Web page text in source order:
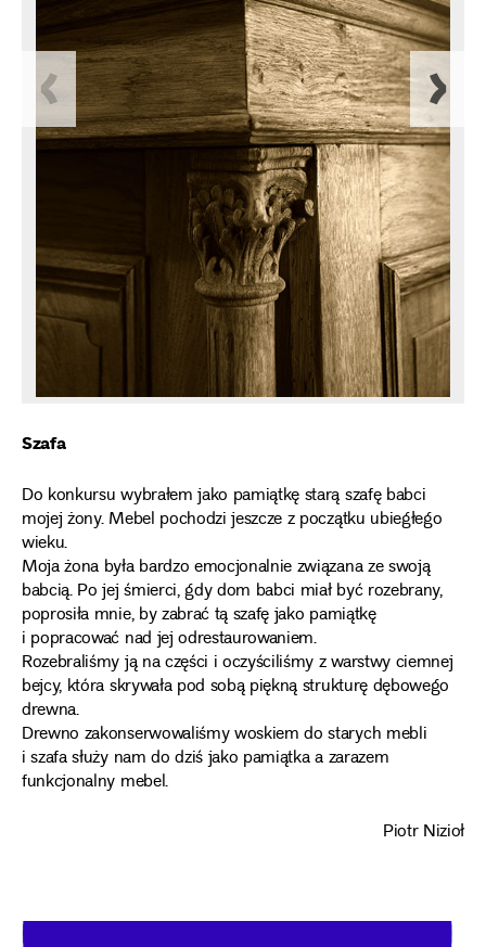
Szafa
Do konkursu wybrałem jako pamiątkę starą szafę babci
mojej żony. Mebel pochodzi jeszcze z początku ubiegłego
wieku.
Moja żona była bardzo emocjonalnie związana ze swoją
babcią. Po jej śmierci, gdy dom babci miał być rozebrany,
poprosiła mnie, by zabrać tą szafę jako pamiątkę
i popracować nad jej odrestaurowaniem.
Rozebraliśmy ją na części i oczyściliśmy z warstwy ciemnej
bejcy, która skrywała pod sobą piękną strukturę dębowego
drewna.
Drewno zakonserwowaliśmy woskiem do starych mebli
i szafa służy nam do dziś jako pamiątka a zarazem
funkcjonalny mebel.
Piotr Nizioł